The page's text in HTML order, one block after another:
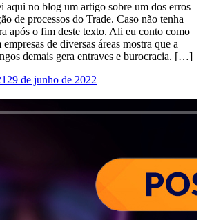
aqui no blog um artigo sobre um dos erros
de processos do Trade. Caso não tenha
após o fim deste texto. Ali eu conto como
de diversas áreas mostra que a
demais gera entraves e burocracia. […]
29 de junho de 2022